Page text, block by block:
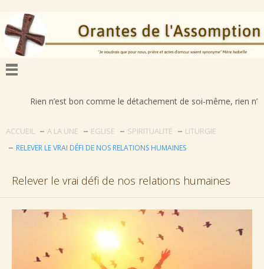
n’est bon comme le détachement de soi-même, rien n’est
ACCUEIL A LA UNE EGLISE SPIRITUALITÉ LITURGIE
RELEVER LE VRAI DÉFI DE NOS RELATIONS HUMAINES
Relever le vrai défi de nos relations humaines